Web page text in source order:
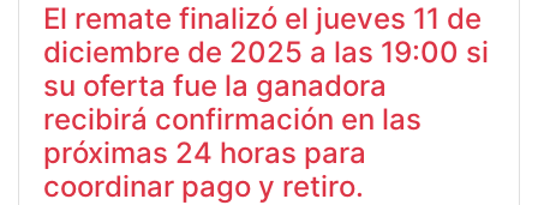
El remate finalizó el jueves 11 de
diciembre de 2025 a las 19:00 si
su oferta fue la ganadora
recibirá confirmación en las
próximas 24 horas para
coordinar pago y retiro.